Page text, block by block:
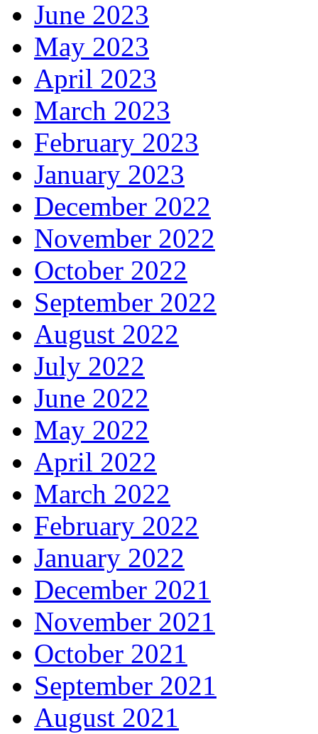
June 2023
May 2023
April 2023
March 2023
February 2023
January 2023
December 2022
November 2022
October 2022
September 2022
August 2022
July 2022
June 2022
May 2022
April 2022
March 2022
February 2022
January 2022
December 2021
November 2021
October 2021
September 2021
August 2021